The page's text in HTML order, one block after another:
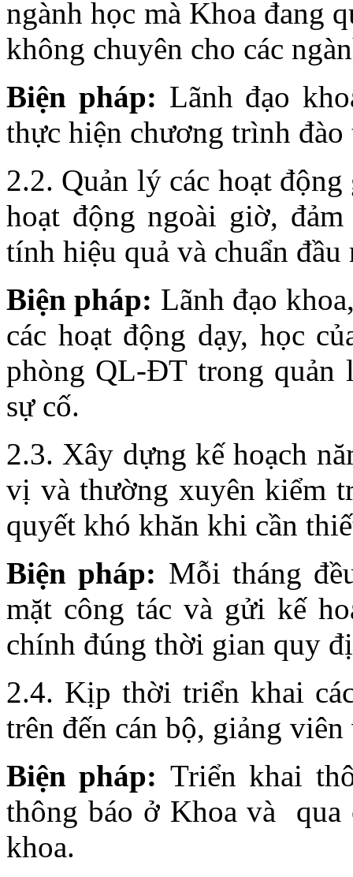
ngành học mà Khoa đang
không chuyên cho các
Biện pháp: Lãnh đạo
thực hiện chương trình đào
2.2. Quản lý các hoạt
hoạt động ngoài giờ,
tính hiệu quả và chuẩn đầu
Biện pháp: Lãnh đạo
các hoạt động dạy, học
phòng QL-ĐT trong quản
sự cố.
2.3. Xây dựng kế hoạch
vị và thường xuyên kiểm
quyết khó khăn khi cần
Biện pháp: Mỗi tháng
mặt công tác và gửi kế
chính đúng thời gian quy
2.4. Kịp thời triển khai
trên đến cán bộ, giảng
Biện pháp: Triển khai
thông báo ở Khoa và qua
khoa.